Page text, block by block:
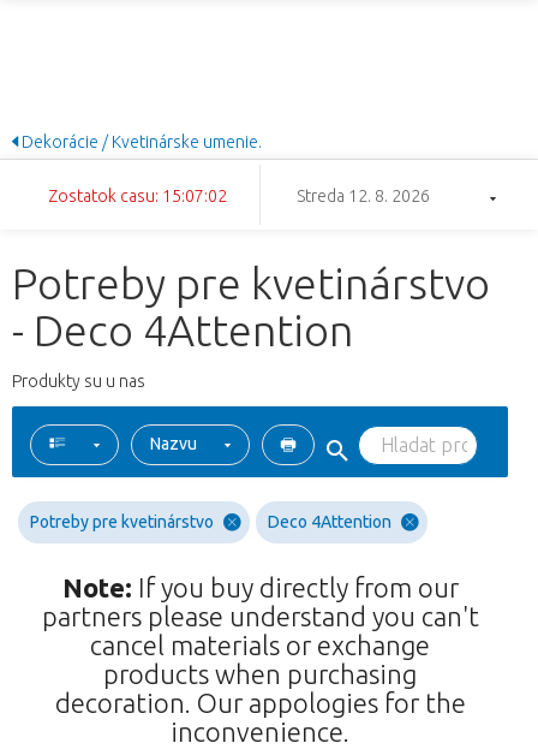
Dekorácie / Kvetinárske umenie.
Zostatok casu: 15:07:01 Streda 12. 8. 2026
Potreby pre kvetinárstvo
- Deco 4Attention
Produkty su u nas
Nazvu
Potreby pre kvetinárstvo Deco 4Attention
Note: If you buy directly from our
partners please understand you can't
cancel materials or exchange
products when purchasing
decoration. Our appologies for the
inconvenience.